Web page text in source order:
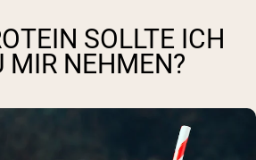
SOLLTE ICH
MIR NEHMEN?